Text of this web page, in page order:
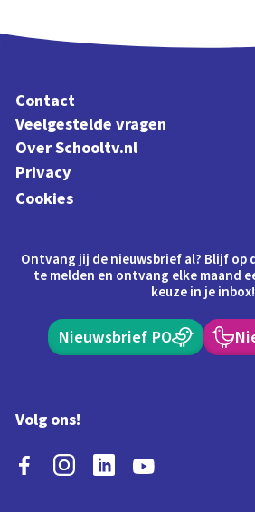
Contact
Veelgestelde vragen
Over Schooltv.nl
Privacy
Cookies
Ontvang jij de nieuwsbrief al? Blijf op
te melden en ontvang elke maand
keuze in je inbox!
Nieuwsbrief PO
Volg ons!